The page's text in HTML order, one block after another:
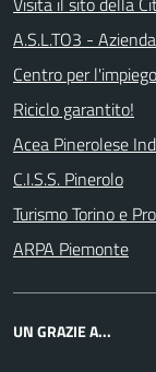
A.S.L.TO3 -
Centro per
Riciclo garantito!
Acea Pinerolese
C.I.S.S. Pinerolo
Turismo Torino e
ARPA Piemonte
UN GRAZIE A...